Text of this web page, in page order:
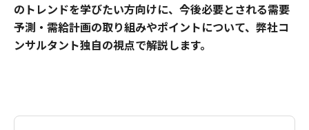
のトレンドを学びたい方向けに、今後必要とされる需要
予測・需給計画の取り組みやポイントについて、弊社コ
ンサルタント独自の視点で解説します。